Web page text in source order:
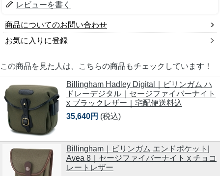
レビューを書く
商品についてのお問い合わせ
お気に入りに登録
この商品を見た人は、こちらの商品もチェックしています！
Billingham Hadley Digital｜ビリンガム ハ
ドレーデジタル｜セージファイバーナイト
x ブラックレザー｜宅配便送料込
35,640円 (税込)
Billingham｜ビリンガム エンドポケット|
Avea 8｜セージファイバーナイト x チョコ
レートレザー